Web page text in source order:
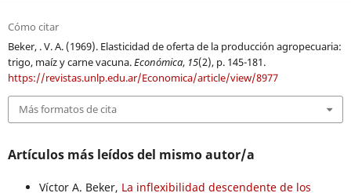
Cómo citar
Beker, . V. A. (1969). Elasticidad de oferta de la producción agropecuaria:
trigo, maíz y carne vacuna.Económica, 15(2), p. 145-181.
https://revistas.unlp.edu.ar/Economica/article/view/8977
Más formatos de cita
Artículos más leídos del mismo autor/a
Víctor A. Beker, La inflexibilidad descendente de los